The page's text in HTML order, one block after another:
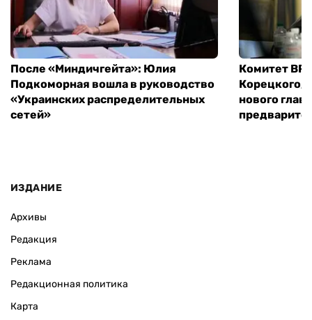
После «Миндичгейта»: Юлия
Подкоморная вошла в руководство
«Украинских распределительных
сетей»
Комитет ВР
Корецкого,
нового
ИЗДАНИЕ
Архивы
Редакция
Реклама
Редакционная политика
Карта